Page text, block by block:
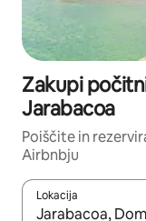
Zakupi
Jarabacoa
Poiščite in
Airbnbju
Lokacija
Ko so rezultati